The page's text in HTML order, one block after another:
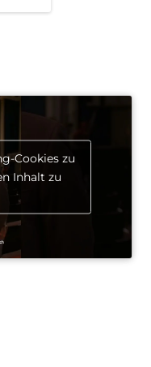
Cookies zu
Inhalt zu